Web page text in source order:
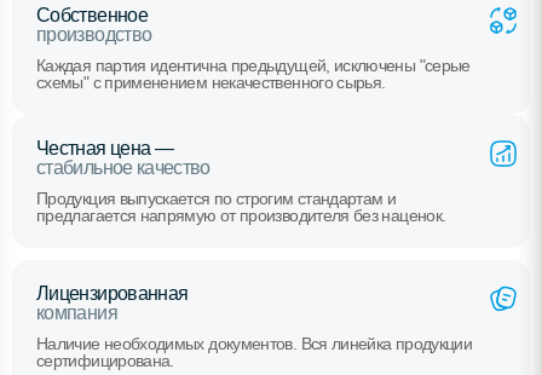
Собственное
производство
Каждая партия идентична предыдущей, исключены "серые
схемы" с применением некачественного сырья.
Честная цена —
стабильное качество
Продукция выпускается по строгим стандартам и
предлагается напрямую от производителя без наценок.
Лицензированная
компания
Наличие необходимых документов. Вся линейка продукции
сертифицирована.